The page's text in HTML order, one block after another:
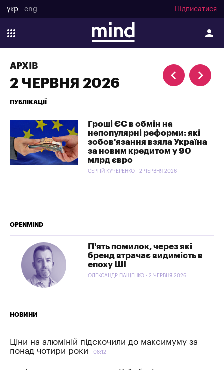
укр eng Підписатися
АРХІВ
2 ЧЕРВНЯ 2026
ПУБЛІКАЦІЇ
Гроші ЄС в обмін на
непопулярні реформи: які
зобов'язання взяла Україна
за новим кредитом у 90
млрд євро
СЕРГІЙ КУЧЕРЕНКО - 2 ЧЕРВНЯ 2026
OPENMIND
П'ять помилок, через які
бренд втрачає видимість в
епоху ШІ
ОЛЕКСАНДР ПАЩЕНКО - 2 ЧЕРВНЯ 2026
НОВИНИ
Ціни на алюміній підскочили до максимуму за
понад чотири роки
08:12